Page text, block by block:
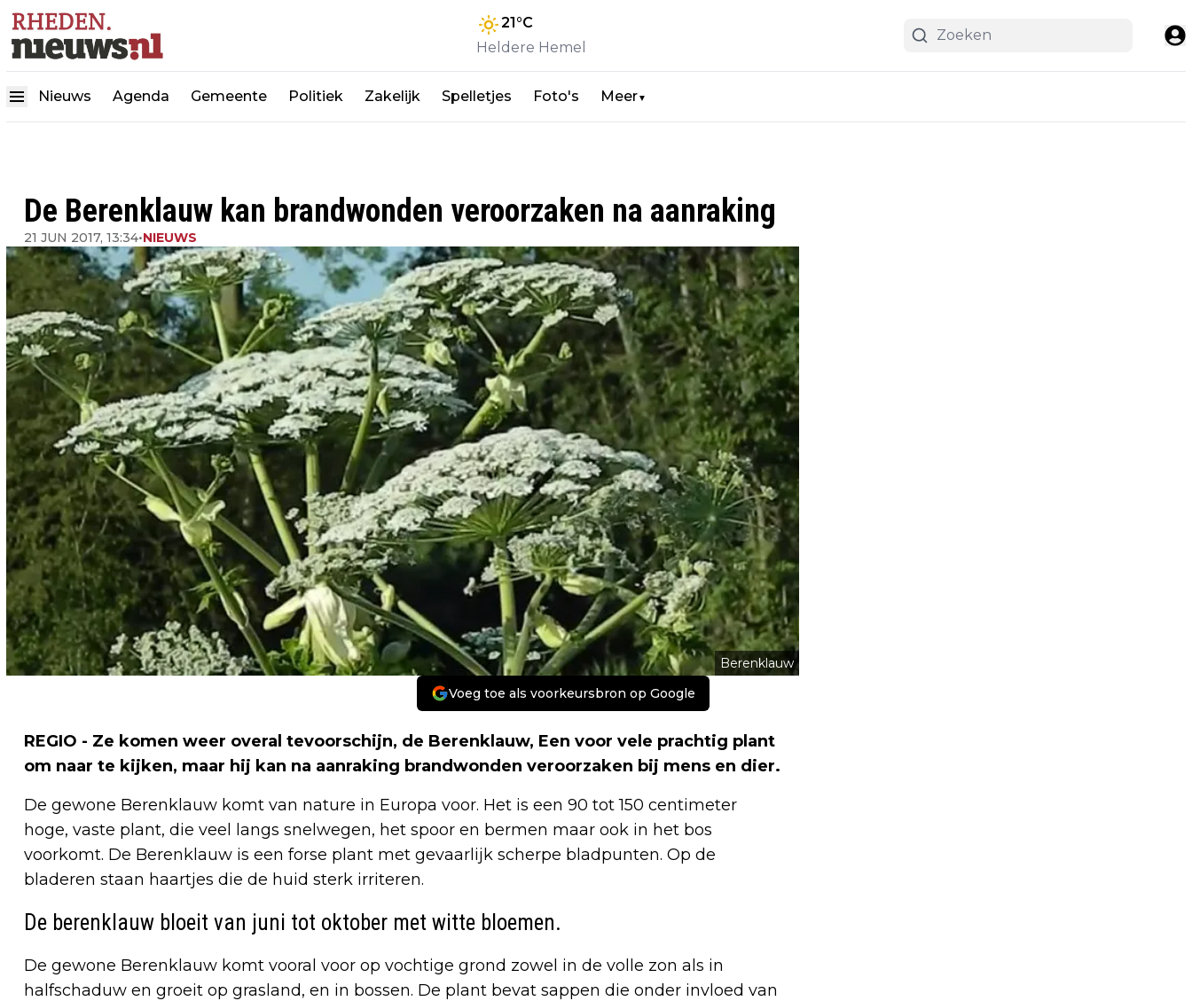
21°C
Heldere Hemel
Nieuws Agenda Gemeente Politiek Zakelijk Spelletjes Foto's Meer▼
De Berenklauw kan brandwonden veroorzaken na aanraking
21 JUN 2017, 13:34•NIEUWS
Berenklauw
Voeg toe als voorkeursbron op Google
REGIO - Ze komen weer overal tevoorschijn, de Berenklauw, Een voor vele prachtig plant
om naar te kijken, maar hij kan na aanraking brandwonden veroorzaken bij mens en dier.
De gewone Berenklauw komt van nature in Europa voor. Het is een 90 tot 150 centimeter
hoge, vaste plant, die veel langs snelwegen, het spoor en bermen maar ook in het bos
voorkomt. De Berenklauw is een forse plant met gevaarlijk scherpe bladpunten. Op de
bladeren staan haartjes die de huid sterk irriteren.
De berenklauw bloeit van juni tot oktober met witte bloemen.
De gewone Berenklauw komt vooral voor op vochtige grond zowel in de volle zon als in
halfschaduw en groeit op grasland, en in bossen. De plant bevat sappen die onder invloed van